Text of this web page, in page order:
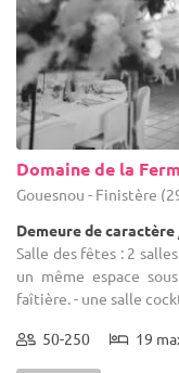
Domaine de la
Gouesnou - Finistère
Demeure de
Salle des fêtes : 2
un même espace
faîtière. - une salle
50-250 19